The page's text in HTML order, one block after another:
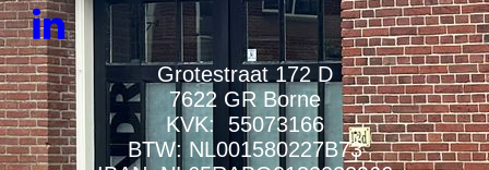
Grotestraat 172 D
7622 GR Borne
KVK: 55073166
BTW: NL001580227B73